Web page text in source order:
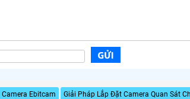
Camera Ebitcam Giải Pháp Lắp Đặt Camera Quan Sát